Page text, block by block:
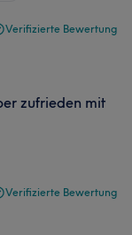
Verifizierte Bewertung
zufrieden mit
Verifizierte Bewertung